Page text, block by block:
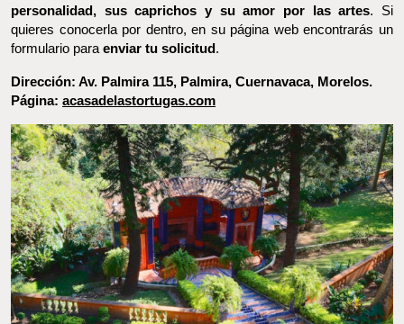
página web encontrarás un formulario paraenviar tu solicitud
Dirección: Av. Palmira 115, Palmira, Cuernavaca, Morelos.